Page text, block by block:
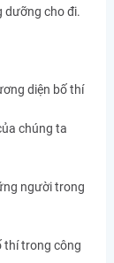
dưỡng cho đi.
diện bố thí
chúng ta
người trong
thí trong công